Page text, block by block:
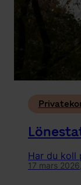
Har du koll
17 mars 2026,